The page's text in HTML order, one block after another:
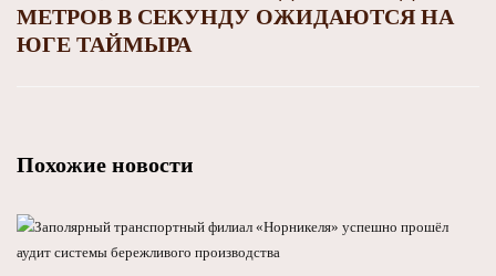
МЕТРОВ В СЕКУНДУ ОЖИДАЮТСЯ НА
ЮГЕ ТАЙМЫРА
Похожие новости